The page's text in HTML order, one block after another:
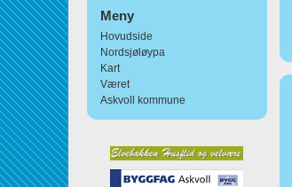
Meny
Hovudside
Nordsjøløypa
Kart
Været
Askvoll kommune